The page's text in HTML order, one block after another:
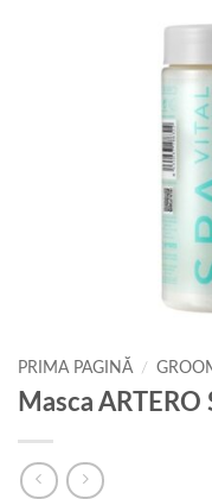
PRIMA PAGINĂ /
Masca ARTERO